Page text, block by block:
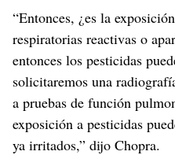
“Entonces, ¿es la
respiratorias reactivas o
entonces los pesticidas
solicitaremos una
a pruebas de función
exposición a pesticidas
ya irritados,” dijo Chopra.